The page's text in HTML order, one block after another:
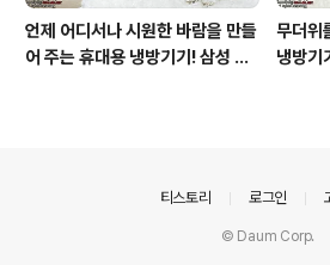
언제 어디서나 시원한 바람을 만들
어 주는 휴대용 냉방기기! 삼성 포
무더위
냉방기
티스토리 로그인
© Daum Corp.